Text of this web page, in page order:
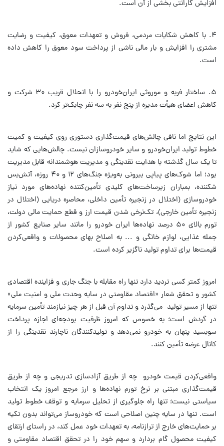
افزایش گارانتی بخشی از آن است.
۴. با کاهش شکایات مردمی، فروش و تعهدات معوق، کیفیت و رضایت
مشتری را افزایش و بار مالی ناشی از پرداخت سود معوق را کاهش داده
است.
۵. ساختار فربه و موروثی ایران‌خودرو را با انحلال قریب ۳۰ شرکت و
کاهش اعضای هیأت مدیره از پنج نفر به سه نفر چابک‌تر کرد.
این نتایج اما نافی چالش‌های قیمت‌گذاری دستوری روی کیفیت و کمیت
خطوط تولید ایران‌خودرو و سایر خودروسازان نیست. چالش‌هایی که شاید
تا یک سال گذشته با هدایت نقدینگی و مدیریت هوشمندانه قابل مدیریت
بود؛ اما شوک‌های پیاپی بیرونی به‌ویژه جنگ‌های ۱۲ و ۴۰ روزه، آتش‌بس
شکننده، بمباران زیرساخت‌های کلیدی تأمین‌کننده نهاده‌های مورد نیاز
خودروسازی (اختلال در زنجیره تأمین داخلی، محاصره دریایی (اختلال در
زنجیره تأمین خارجی)، تک‌نرخی شدن قیمت ارز و قطع حمایت مالی دولت،
تورم بالای ۵۰ درصد نهاده‌ها ایران خودرو را مانند سایر صنایع کشور از
جمله غذایی، لوازم خانگی و ... به اصلاح بهای محصولات و واقعی‌کردن
قیمت‌ها برای تداوم تولید ناگزیر کرده است.
امروز کمتر کسی تردید دارد تنها راه مقابله با جنگ جاری و فزاینده اقتصادی
کشور و تحقق شعار «اقتصاد مقاومتی در سایه وحدت ملی و امنیت ملی»
تنها از مسیر تولید می‌گذرد و تداوم آن قبل از هر چیز نیازمند تأمین سرمایه
در گردش است؛ به خصوص که امروز ظرفیت بودجه‌ای اجازه پرداخت
سوبسید پنهان به خودرو نمی‌دهد و تولیدکنندگان ناچارند نقدینگی را از
کانال عرضه تأمین کنند.
واقعی‌کردن قیمت خودرو چه از طریق آزادسازی تدریجی و چه از طریق
قیمت‌گذاری مبتنی بر نرخ تورم نهاده‌ها و ارز مرجع امروز یک انتخاب
سیاستی نیست؛ تنها راه جلوگیری از تحلیل سرمایه و توقف خطوط تولید
است. تنها در سایه چنین اصلاحی است که خودروساز می‌تواند بدون تکیه
بر حمایت‌های خارج از ترازنامه، به تعهدات خود عمل کند، در راستای ارتقای
کیفیت محصول گام بردارد و سهم خود را در تحقق اقتصاد مقاومتی و